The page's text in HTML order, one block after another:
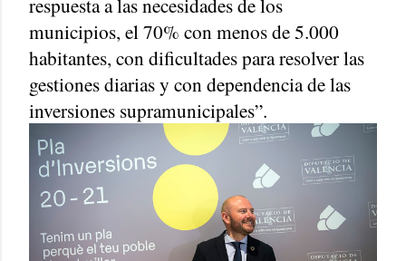
municipios, el 70% con menos de 5.000
habitantes, con dificultades para resolver las
gestiones diarias y con dependencia de las
inversiones supramunicipales”.